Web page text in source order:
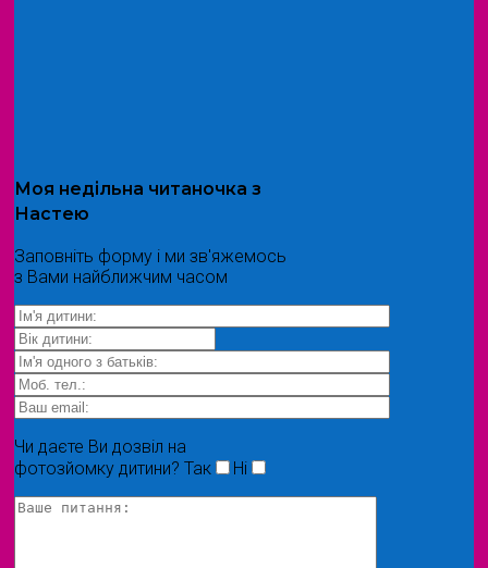
Моя недільна читаночка з
Настею
Заповніть форму і ми зв'яжемось
з Вами найближчим часом
Чи даєте Ви дозвіл на
фотозйомку дитини? Так Ні